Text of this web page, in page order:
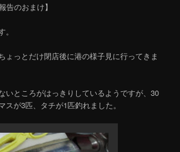
告のおまけ】
ょっとだけ閉店後に港の様子見に行ってきま
いところがはっきりしているようですが、30
スが3匹、タチが1匹釣れました。